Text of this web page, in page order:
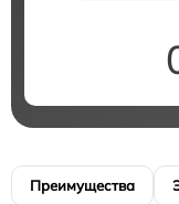
Преимущества